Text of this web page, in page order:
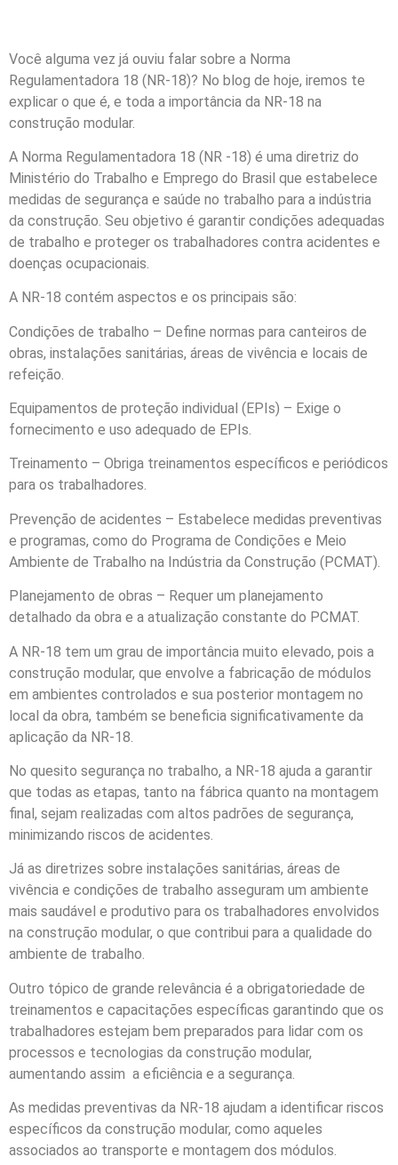
Você alguma vez já ouviu falar sobre a Norma
Regulamentadora 18 (NR-18)? No blog de hoje, iremos te
explicar o que é, e toda a importância da NR-18 na
construção modular.
A Norma Regulamentadora 18 (NR -18) é uma diretriz do
Ministério do Trabalho e Emprego do Brasil que estabelece
medidas de segurança e saúde no trabalho para a indústria
da construção. Seu objetivo é garantir condições adequadas
de trabalho e proteger os trabalhadores contra acidentes e
doenças ocupacionais.
A NR-18 contém aspectos e os principais são:
Condições de trabalho – Define normas para canteiros de
obras, instalações sanitárias, áreas de vivência e locais de
refeição.
Equipamentos de proteção individual (EPIs) – Exige o
fornecimento e uso adequado de EPIs.
Treinamento – Obriga treinamentos específicos e periódicos
para os trabalhadores.
Prevenção de acidentes – Estabelece medidas preventivas
e programas, como do Programa de Condições e Meio
Ambiente de Trabalho na Indústria da Construção (PCMAT).
Planejamento de obras – Requer um planejamento
detalhado da obra e a atualização constante do PCMAT.
A NR-18 tem um grau de importância muito elevado, pois a
construção modular, que envolve a fabricação de módulos
em ambientes controlados e sua posterior montagem no
local da obra, também se beneficia significativamente da
aplicação da NR-18.
No quesito segurança no trabalho, a NR-18 ajuda a garantir
que todas as etapas, tanto na fábrica quanto na montagem
final, sejam realizadas com altos padrões de segurança,
minimizando riscos de acidentes.
Já as diretrizes sobre instalações sanitárias, áreas de
vivência e condições de trabalho asseguram um ambiente
mais saudável e produtivo para os trabalhadores envolvidos
na construção modular, o que contribui para a qualidade do
ambiente de trabalho.
Outro tópico de grande relevância é a obrigatoriedade de
treinamentos e capacitações específicas garantindo que os
trabalhadores estejam bem preparados para lidar com os
processos e tecnologias da construção modular,
aumentando assim a eficiência e a segurança.
As medidas preventivas da NR-18 ajudam a identificar riscos
específicos da construção modular, como aqueles
associados ao transporte e montagem dos módulos.